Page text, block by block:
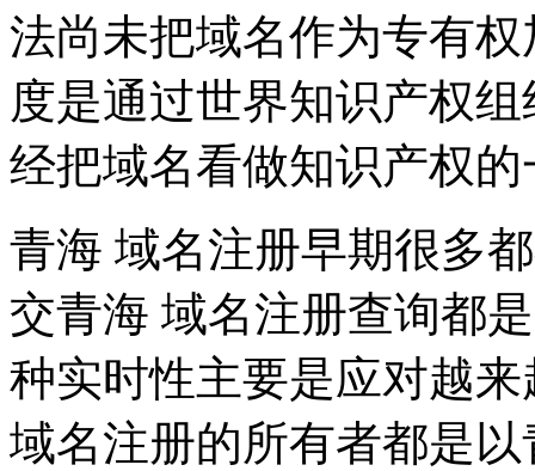
法尚未把域名作为专有
度是通过世界知识产权
经把域名看做知识产权
青海 域名注册早期很多
交青海 域名注册查询都
种实时性主要是应对越
域名注册的所有者都是